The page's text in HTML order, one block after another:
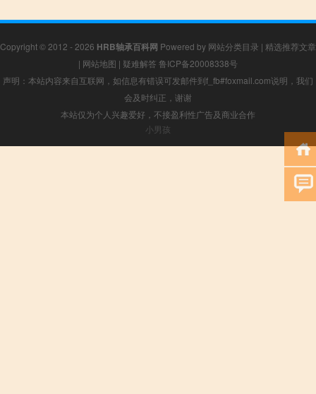
Copyright © 2012 - 2026 HRB轴承百科网 Powered by 网站分类目录 | 精选推荐文章
| 网站地图 | 疑难解答 鲁ICP备20008338号
声明：本站内容来自互联网，如信息有错误可发邮件到f_fb#foxmail.com说明，我们
会及时纠正，谢谢
本站仅为个人兴趣爱好，不接盈利性广告及商业合作
小男孩